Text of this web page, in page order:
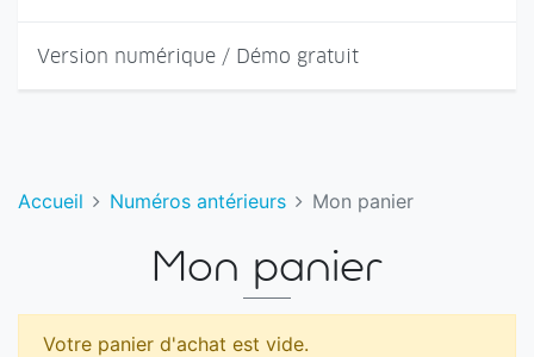
Version numérique / Démo gratuit
Accueil Numéros antérieurs Mon panier
Mon panier
Votre panier d'achat est vide.